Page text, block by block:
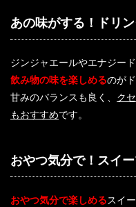
あの味がする！ドリ
ジンジャエールやエナジー
飲み物の味を楽しめるのが
甘みのバランスも良く、 ク
もおすすめです。
おやつ気分で！スイ
おやつ気分で楽しめるスイ